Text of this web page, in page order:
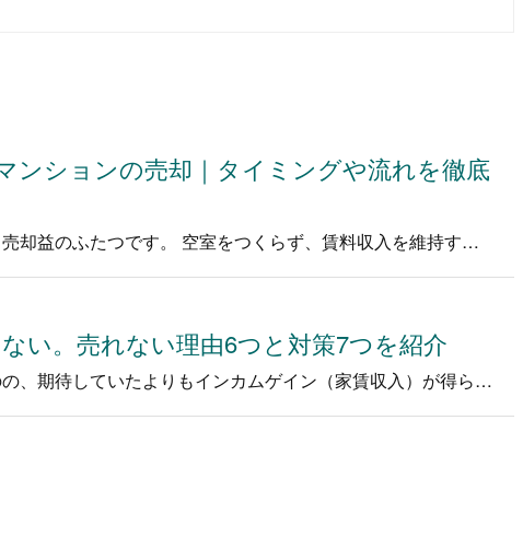
ンションの売却｜タイミングや流れを徹底
不動産投資における利益は賃料収入と売却益のふたつです。 空室をつくらず、賃料収入を維持するのも大切ですが、利益を最大化する、もしくは…
い。売れない理由6つと対策7つを紹介
投資マンションを購入したはよいものの、期待していたよりもインカムゲイン（家賃収入）が得られず売却してしまいたいという方、キャピタルゲ…